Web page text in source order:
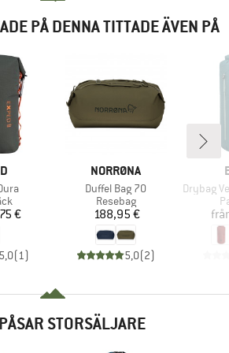
PÅ DENNA TITTADE ÄVEN PÅ
€
(1 )
VARUMÄRKE
NORRØNA
Produkter
Duffel Bag 70
Produktgrupp
Resebag
Pris
188,95 €
5,0(2)
Produkter
Drybag
STORSÄLJARE